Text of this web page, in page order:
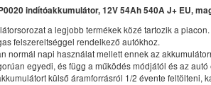
indítóakkumulátor, 12V 54Ah 540A J+ EU,
a legjobb termékek közé tartozik a
felszereltséggel rendelkező autókhoz.
normál napi használat mellett ennek az
egyedi, és függ a működés módjától és az
külső áramforrásról 1/2 évente feltölteni,